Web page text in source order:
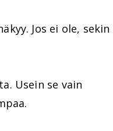
Jos ei ole, sekin
Usein se vain